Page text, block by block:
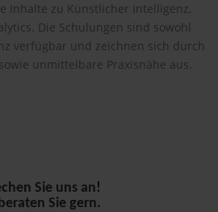
Inhalte zu Künstlicher Intelligenz,
Die Schulungen sind sowohl
verfügbar und zeichnen sich durch
unmittelbare Praxisnähe aus.
Sie uns an!
Sie gern.